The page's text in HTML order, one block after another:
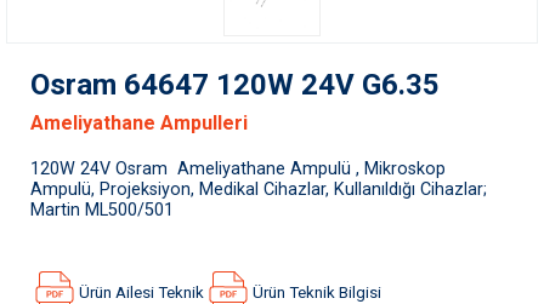
Osram 64647 120W 24V G6.35
Ameliyathane Ampulleri
120W 24V Osram Ameliyathane Ampulü , Mikroskop
Ampulü, Projeksiyon, Medikal Cihazlar, Kullanıldığı Cihazlar;
Martin ML500/501
Ürün Ailesi Teknik Ürün Teknik Bilgisi